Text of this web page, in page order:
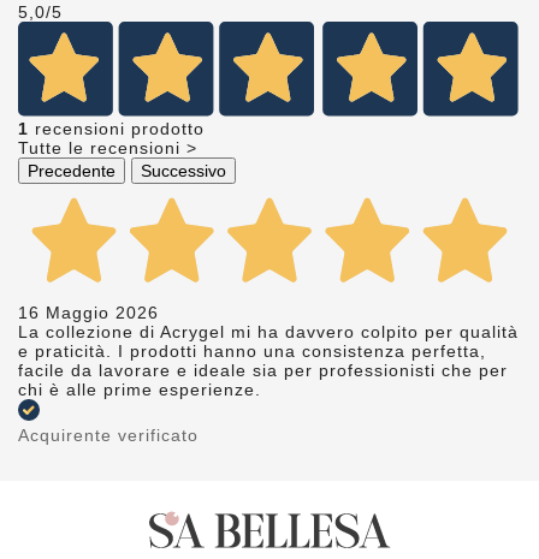
5,0/5
1 recensioni prodotto
Tutte le recensioni >
Precedente
Successivo
16 Maggio 2026
La collezione di Acrygel mi ha davvero colpito per qualità
e praticità. I prodotti hanno una consistenza perfetta,
facile da lavorare e ideale sia per professionisti che per
chi è alle prime esperienze.
Acquirente verificato